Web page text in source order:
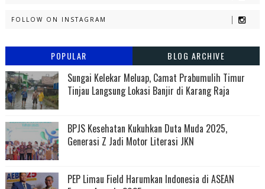
FOLLOW ON INSTAGRAM
POPULAR BLOG ARCHIVE
Sungai Kelekar Meluap, Camat Prabumulih Timur
Tinjau Langsung Lokasi Banjir di Karang Raja
BPJS Kesehatan Kukuhkan Duta Muda 2025,
Generasi Z Jadi Motor Literasi JKN
PEP Limau Field Harumkan Indonesia di ASEAN